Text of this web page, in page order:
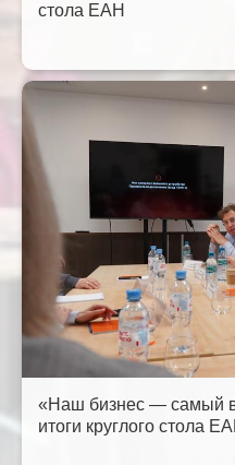
стола ЕАН
«Наш бизнес — самый
итоги круглого стола